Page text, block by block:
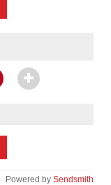
Powered by Sendsmith